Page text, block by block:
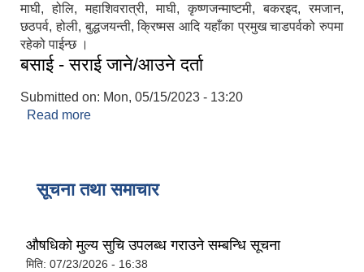
माघी, होलि, महाशिवरात्री, माघी, कृष्णजन्माष्टमी, बकरइद, रमजान,
छठपर्व, होली, बुद्धजयन्ती, क्रिष्मस आदि यहाँका प्रमुख चाडपर्वको रुपमा
रहेको पाईन्छ ।
बसाई - सराई जाने/आउने दर्ता
Submitted on: Mon, 05/15/2023 - 13:20
Read more
सूचना तथा समाचार
औषधिकाे मुल्य सुचि उपलब्ध गराउने सम्बन्धि सूचना
मिति: 07/23/2026 - 16:38